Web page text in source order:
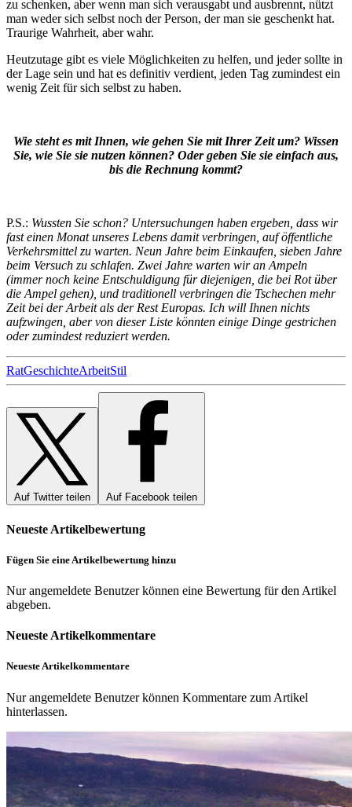
zu schenken, aber wenn man sich verausgabt und ausbrennt, nützt
man weder sich selbst noch der Person, der man sie geschenkt hat.
Traurige Wahrheit, aber wahr.
Heutzutage gibt es viele Möglichkeiten zu helfen, und jeder sollte in
der Lage sein und hat es definitiv verdient, jeden Tag zumindest ein
wenig Zeit für sich selbst zu haben.
Wie steht es mit Ihnen, wie gehen Sie mit Ihrer Zeit um? Wissen
Sie, wie Sie sie nutzen können? Oder geben Sie sie einfach aus,
bis die Rechnung kommt?
P.S.: Wussten Sie schon? Untersuchungen haben ergeben, dass wir
fast einen Monat unseres Lebens damit verbringen, auf öffentliche
Verkehrsmittel zu warten. Neun Jahre beim Einkaufen, sieben Jahre
beim Versuch zu schlafen. Zwei Jahre warten wir an Ampeln
(immer noch keine Entschuldigung für diejenigen, die bei Rot über
die Ampel gehen), und traditionell verbringen die Tschechen mehr
Zeit bei der Arbeit als der Rest Europas. Ich will Ihnen nichts
aufzwingen, aber von dieser Liste könnten einige Dinge gestrichen
oder zumindest reduziert werden.
RatGeschichteArbeitStil
Auf Twitter teilen Auf Facebook teilen
Neueste Artikelbewertung
Fügen Sie eine Artikelbewertung hinzu
Nur angemeldete Benutzer können eine Bewertung für den Artikel
abgeben.
Neueste Artikelkommentare
Neueste Artikelkommentare
Nur angemeldete Benutzer können Kommentare zum Artikel
hinterlassen.